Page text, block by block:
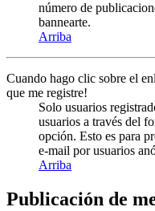
número de
bannearte.
Arriba
Cuando hago clic sobre el
que me registre!
Solo usuarios
usuarios a través del
opción. Esto es para
e-mail por usuarios
Arriba
Publicación de